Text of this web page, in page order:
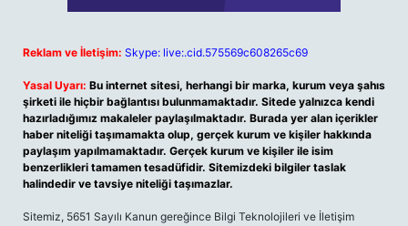
Reklam ve İletişim: Skype: live:.cid.575569c608265c69
Yasal Uyarı: Bu internet sitesi, herhangi bir marka, kurum veya şahıs
şirketi ile hiçbir bağlantısı bulunmamaktadır. Sitede yalnızca kendi
hazırladığımız makaleler paylaşılmaktadır. Burada yer alan içerikler
haber niteliği taşımamakta olup, gerçek kurum ve kişiler hakkında
paylaşım yapılmamaktadır. Gerçek kurum ve kişiler ile isim
benzerlikleri tamamen tesadüfidir. Sitemizdeki bilgiler taslak
halindedir ve tavsiye niteliği taşımazlar.
Sitemiz, 5651 Sayılı Kanun gereğince Bilgi Teknolojileri ve İletişim